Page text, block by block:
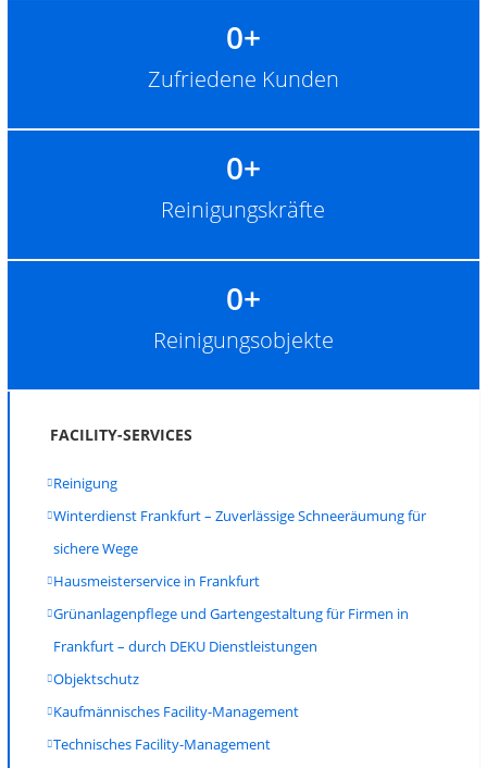
0+
Zufriedene Kunden
0+
Reinigungskräfte
0+
Reinigungsobjekte
FACILITY-SERVICES
Reinigung
Winterdienst Frankfurt – Zuverlässige Schneeräumung für
sichere Wege
Hausmeisterservice in Frankfurt
Grünanlagenpflege und Gartengestaltung für Firmen in
Frankfurt – durch DEKU Dienstleistungen
Objektschutz
Kaufmännisches Facility-Management
Technisches Facility-Management